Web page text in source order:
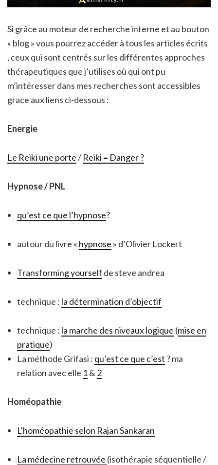
Si grâce au moteur de recherche interne et au bouton
« blog » vous pourrez accéder à tous les articles écrits
, ceux qui sont centrés sur les différentes approches
thérapeutiques que j’utilises où qui ont pu
m’intéresser dans mes recherches sont accessibles
grace aux liens ci-dessous :
Energie
Le Reiki une porte/ Reiki = Danger ?
Hypnose / PNL
qu’est ce que l’hypnose?
autour du livre « hypnose » d’Olivier Lockert
Transforming yourself de steve andrea
technique : la détermination d’objectif
technique : la marche des niveaux logique (mise en
pratique)
La méthode Grifasi : qu’est ce que c’est ? ma
relation avec elle 1& 2
Homéopathie
L’homéopathie selon Rajan Sankaran
La médecine retrouvée (isothérapie séquentielle /